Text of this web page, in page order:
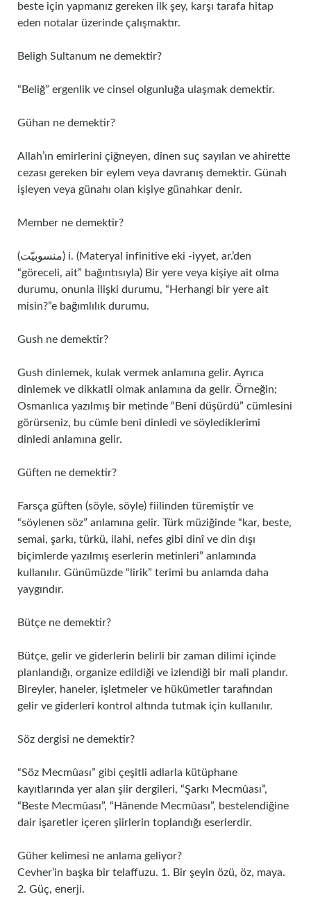
beste için yapmanız gereken ilk şey, karşı tarafa hitap
eden notalar üzerinde çalışmaktır.
Beligh Sultanum ne demektir?
“Beliğ” ergenlik ve cinsel olgunluğa ulaşmak demektir.
Gühan ne demektir?
Allah’ın emirlerini çiğneyen, dinen suç sayılan ve ahirette
cezası gereken bir eylem veya davranış demektir. Günah
işleyen veya günahı olan kişiye günahkar denir.
Member ne demektir?
(ﻣﻨﺴﻮﺑﻴّﺖ) i. (Materyal infinitive eki -iyyet, ar.’den
“göreceli, ait” bağıntısıyla) Bir yere veya kişiye ait olma
durumu, onunla ilişki durumu, “Herhangi bir yere ait
misin?”e bağımlılık durumu.
Gush ne demektir?
Gush dinlemek, kulak vermek anlamına gelir. Ayrıca
dinlemek ve dikkatli olmak anlamına da gelir. Örneğin;
Osmanlıca yazılmış bir metinde “Beni düşürdü” cümlesini
görürseniz, bu cümle beni dinledi ve söylediklerimi
dinledi anlamına gelir.
Güften ne demektir?
Farsça güften (söyle, söyle) fiilinden türemiştir ve
“söylenen söz” anlamına gelir. Türk müziğinde “kar, beste,
semai, şarkı, türkü, ilahi, nefes gibi dinî ve din dışı
biçimlerde yazılmış eserlerin metinleri” anlamında
kullanılır. Günümüzde “lirik” terimi bu anlamda daha
yaygındır.
Bütçe ne demektir?
Bütçe, gelir ve giderlerin belirli bir zaman dilimi içinde
planlandığı, organize edildiği ve izlendiği bir mali plandır.
Bireyler, haneler, işletmeler ve hükümetler tarafından
gelir ve giderleri kontrol altında tutmak için kullanılır.
Söz dergisi ne demektir?
“Söz Mecmûası” gibi çeşitli adlarla kütüphane
kayıtlarında yer alan şiir dergileri, “Şarkı Mecmûası”,
“Beste Mecmûası”, “Hânende Mecmûası”, bestelendiğine
dair işaretler içeren şiirlerin toplandığı eserlerdir.
Güher kelimesi ne anlama geliyor?
Cevher’in başka bir telaffuzu. 1. Bir şeyin özü, öz, maya.
2. Güç, enerji.